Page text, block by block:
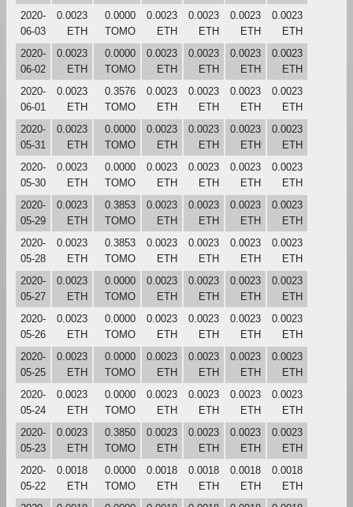
2020-
06-03
0.0023
ETH
0.0000
TOMO
0.0023
ETH
0.0023
ETH
0.0023
ETH
0.0023
ETH
2020-
06-02
0.0023
ETH
0.0000
TOMO
0.0023
ETH
0.0023
ETH
0.0023
ETH
0.0023
ETH
2020-
06-01
0.0023
ETH
0.3576
TOMO
0.0023
ETH
0.0023
ETH
0.0023
ETH
0.0023
ETH
2020-
05-31
0.0023
ETH
0.0000
TOMO
0.0023
ETH
0.0023
ETH
0.0023
ETH
0.0023
ETH
2020-
05-30
0.0023
ETH
0.0000
TOMO
0.0023
ETH
0.0023
ETH
0.0023
ETH
0.0023
ETH
2020-
05-29
0.0023
ETH
0.3853
TOMO
0.0023
ETH
0.0023
ETH
0.0023
ETH
0.0023
ETH
2020-
05-28
0.0023
ETH
0.3853
TOMO
0.0023
ETH
0.0023
ETH
0.0023
ETH
0.0023
ETH
2020-
05-27
0.0023
ETH
0.0000
TOMO
0.0023
ETH
0.0023
ETH
0.0023
ETH
0.0023
ETH
2020-
05-26
0.0023
ETH
0.0000
TOMO
0.0023
ETH
0.0023
ETH
0.0023
ETH
0.0023
ETH
2020-
05-25
0.0023
ETH
0.0000
TOMO
0.0023
ETH
0.0023
ETH
0.0023
ETH
0.0023
ETH
2020-
05-24
0.0023
ETH
0.0000
TOMO
0.0023
ETH
0.0023
ETH
0.0023
ETH
0.0023
ETH
2020-
05-23
0.0023
ETH
0.3850
TOMO
0.0023
ETH
0.0023
ETH
0.0023
ETH
0.0023
ETH
2020-
05-22
0.0018
ETH
0.0000
TOMO
0.0018
ETH
0.0018
ETH
0.0018
ETH
0.0018
ETH